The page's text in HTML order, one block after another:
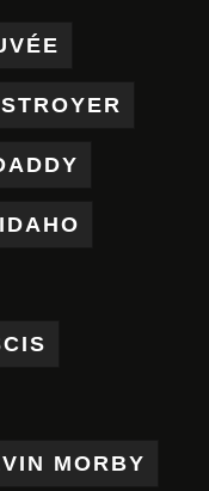
IDAHO
MORBY